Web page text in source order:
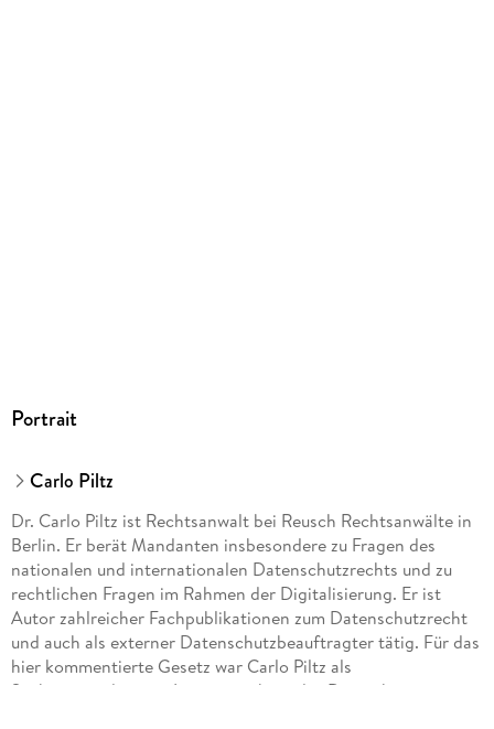
Portrait
Carlo Piltz
Dr. Carlo Piltz ist Rechtsanwalt bei Reusch Rechtsanwälte in
Berlin. Er berät Mandanten insbesondere zu Fragen des
nationalen und internationalen Datenschutzrechts und zu
rechtlichen Fragen im Rahmen der Digitalisierung. Er ist
Autor zahlreicher Fachpublikationen zum Datenschutzrecht
und auch als externer Datenschutzbeauftragter tätig. Für das
hier kommentierte Gesetz war Carlo Piltz als
Sachverständiger im Innenausschuss des Deutschen